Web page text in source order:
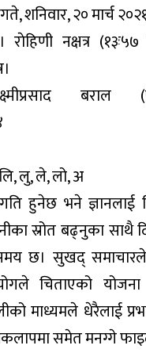
शनिवार, २० मार्च
राेहिणी नक्षत्र
बराल
लु, ले, लो, अ
हुनेछ भने ज्ञानलाई
स्रोत बढ्नुका साथै
समय छ। सुखद्
चिताएको योजना
माध्यमले धेरैलाई
समेत मनग्गे